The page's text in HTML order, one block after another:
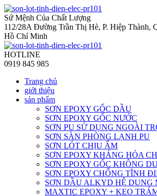
Sứ Mệnh Của Chất Lượng
112/28A Đường Trần Thị Hè, P. Hiệp Thành,
Hồ Chí Minh
HOTLINE
0919 845 985
Trang chủ
giới thiệu
sản phẩm
SƠN EPOXY GỐC DẦU
SƠN EPOXY GỐC NƯỚC
SƠN PU SỬ DỤNG NGOÀI
SƠN SÀN PHÒNG LẠNH PU
SƠN LÓT CHỊU ẨM
SƠN EPOXY KHÁNG HÓA
SƠN EPOXY GỐC KHÔNG
SƠN EPOXY CHỐNG TĨNH
SƠN DẦU ALKYD HỆ DUNG
MAXTIC EPOXY + KEO